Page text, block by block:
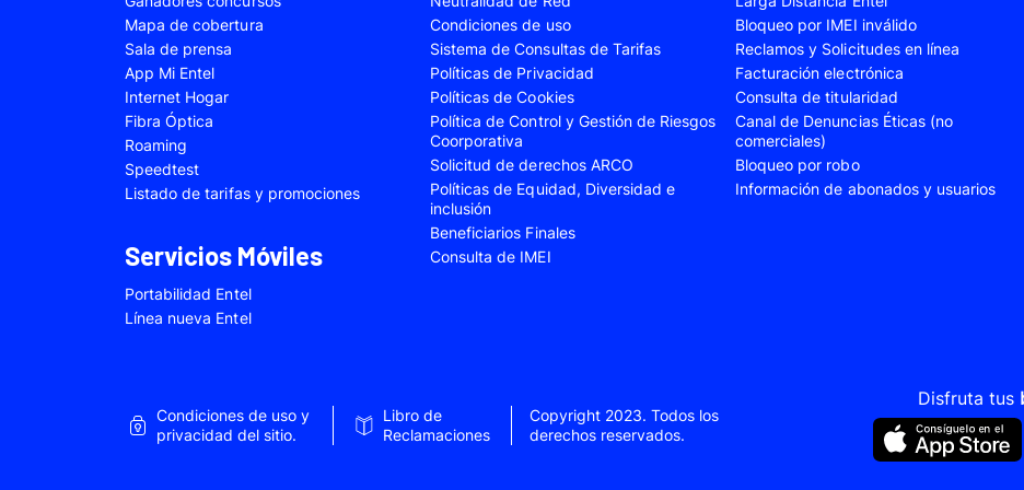
Samsung Galaxy A22
Samsung Galaxy A23 Samsung Galaxy A24 Samsung Galaxy A25
Samsung Galaxy A34
Samsung Galaxy A35 Samsung Galaxy A52 Samsung Galaxy A52s
Samsung Galaxy A54
Samsung Galaxy A55 Samsung Galaxy S20 Fe Samsung Galaxy S21 Fe
Samsung Galaxy S22 Plus
Samsung Galaxy S22 Ultra Samsung Galaxy S23 Samsung Galaxy S23 Plus
Samsung Galaxy S23 Fe
Samsung Galaxy S24 Samsung Galaxy S24 Plus Samsung Galaxy S24 Ultra
Samsung Galaxy Z Flip 4
Samsung Galaxy Z Flip 5 Samsung Galaxy Z Fold 5
VIVO V30 SE
Xiaomi 12T Pro
Xiaomi Redmi 13C
Xiaomi Redmi Note 9 Pro
Xiaomi Redmi Note 10 Xiaomi Redmi Note 10 Pro Xiaomi Redmi Note 10s
Xiaomi Redmi Note 12s
Mapa de cobertura
Sala de prensa
App Mi Entel
Internet Hogar
Fibra Óptica
Roaming
Speedtest
Listado de tarifas y promociones
Servicios Móviles
Portabilidad Entel
Línea nueva Entel
Condiciones de uso
Sistema de Consultas de Tarifas
Políticas de Privacidad
Políticas de Cookies
Política de Control y Gestión de Riesgos
Coorporativa
Solicitud de derechos ARCO
Políticas de Equidad, Diversidad e
inclusión
Beneficiarios Finales
Consulta de IMEI
Bloqueo por IMEI inválido
Reclamos y Solicitudes en línea
Facturación electrónica
Consulta de titularidad
Canal de Denuncias Éticas (no
comerciales)
Bloqueo por robo
Información de abonados y usuarios
Condiciones de uso y
privacidad del sitio.
Libro de
Reclamaciones
Copyright 2023. Todos los
derechos reservados.
Disfruta tus